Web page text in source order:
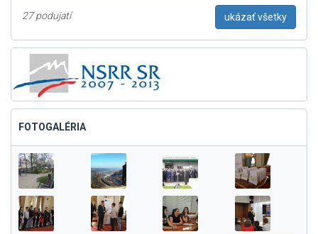
27 podujatí ukázať všetky
FOTOGALÉRIA